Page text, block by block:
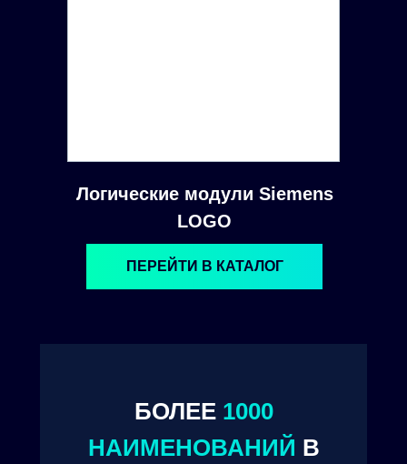
БОЛЕЕ 1000
НАИМЕНОВАНИЙ В
Логические модули Siemens
LOGO
ПЕРЕЙТИ В КАТАЛОГ
© 2024. ООО "Технокам Инжиниринг"